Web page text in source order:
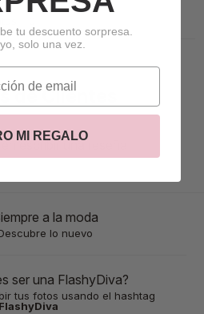
de Clientes
escribir una reseña
a la moda
lo nuevo
ser una FlashyDiva?
tus fotos usando el hashtag
tu descuento sorpresa.
solo una vez.
MI REGALO